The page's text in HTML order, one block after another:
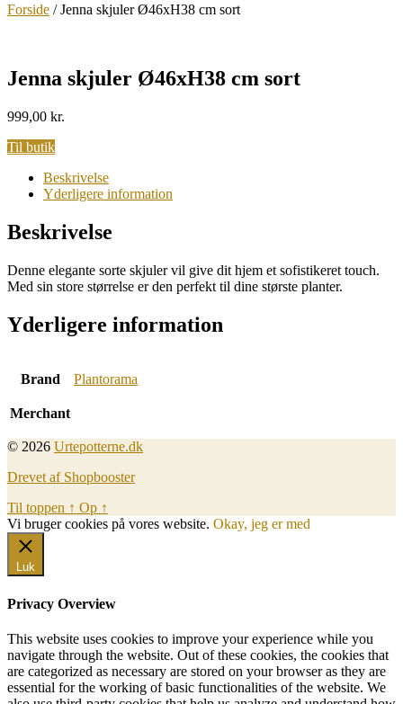
Forside / Jenna skjuler Ø46xH38 cm sort
Jenna skjuler Ø46xH38 cm sort
999,00 kr.
Til butik
Beskrivelse
Yderligere information
Beskrivelse
Denne elegante sorte skjuler vil give dit hjem et sofistikeret touch.
Med sin store størrelse er den perfekt til dine største planter.
Yderligere information
Brand Plantorama
Merchant
© 2026 Urtepotterne.dk
Drevet af Shopbooster
Til toppen ↑ Op ↑
Vi bruger cookies på vores website. Okay, jeg er med
Luk
Privacy Overview
This website uses cookies to improve your experience while you
navigate through the website. Out of these cookies, the cookies that
are categorized as necessary are stored on your browser as they are
essential for the working of basic functionalities of the website. We